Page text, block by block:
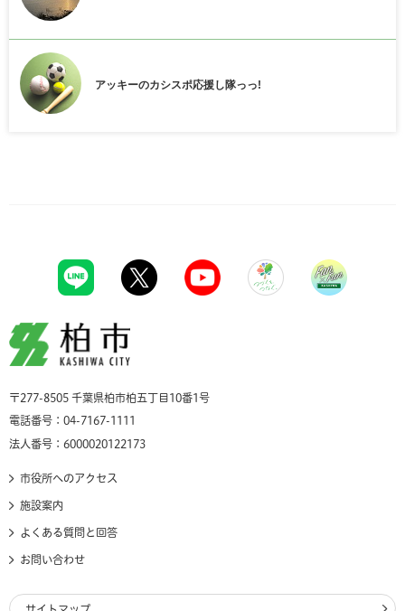
アッキーのカシスポ応援し隊っっ!
柏市
〒277-8505 千葉県柏市柏五丁目10番1号
電話番号：04-7167-1111
法人番号：6000020122173
市役所へのアクセス
施設案内
よくある質問と回答
お問い合わせ